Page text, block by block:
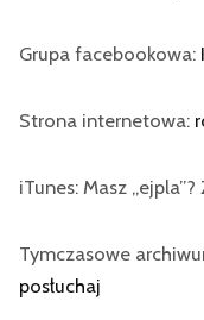
Grupa facebookowa:
Strona internetowa:
iTunes: Masz
Tymczasowe
posłuchaj